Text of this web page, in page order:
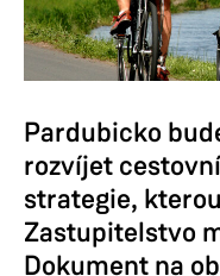
Pardubicko
rozvíjet
strategie,
Zastupitelstvo
Dokument na